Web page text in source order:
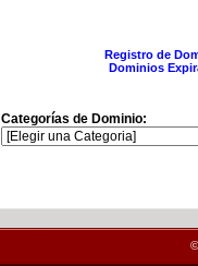
Registro de
Dominios
Categorías de Dominio: